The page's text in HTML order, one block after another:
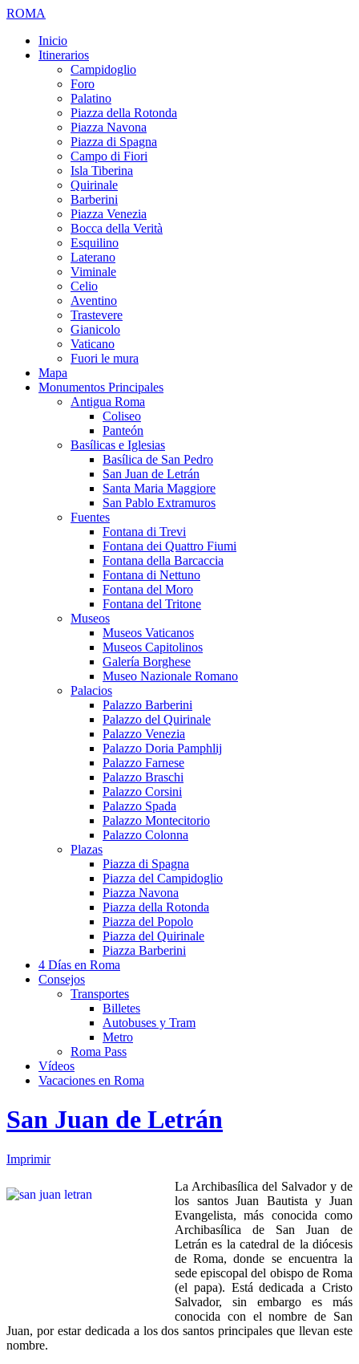
ROMA
Inicio
Itinerarios
Campidoglio
Foro
Palatino
Piazza della Rotonda
Piazza Navona
Piazza di Spagna
Campo di Fiori
Isla Tiberina
Quirinale
Barberini
Piazza Venezia
Bocca della Verità
Esquilino
Laterano
Viminale
Celio
Aventino
Trastevere
Gianicolo
Vaticano
Fuori le mura
Mapa
Monumentos Principales
Antigua Roma
Coliseo
Panteón
Basílicas e Iglesias
Basílica de San Pedro
San Juan de Letrán
Santa Maria Maggiore
San Pablo Extramuros
Fuentes
Fontana di Trevi
Fontana dei Quattro Fiumi
Fontana della Barcaccia
Fontana di Nettuno
Fontana del Moro
Fontana del Tritone
Museos
Museos Vaticanos
Museos Capitolinos
Galería Borghese
Museo Nazionale Romano
Palacios
Palazzo Barberini
Palazzo del Quirinale
Palazzo Venezia
Palazzo Doria Pamphlij
Palazzo Farnese
Palazzo Braschi
Palazzo Corsini
Palazzo Spada
Palazzo Montecitorio
Palazzo Colonna
Plazas
Piazza di Spagna
Piazza del Campidoglio
Piazza Navona
Piazza della Rotonda
Piazza del Popolo
Piazza del Quirinale
Piazza Barberini
4 Días en Roma
Consejos
Transportes
Billetes
Autobuses y Tram
Metro
Roma Pass
Vídeos
Vacaciones en Roma
San Juan de Letrán
Imprimir
La Archibasílica del Salvador y de
los santos Juan Bautista y Juan
Evangelista, más conocida como
Archibasílica de San Juan de
Letrán es la catedral de la diócesis
de Roma, donde se encuentra la
sede episcopal del obispo de Roma
(el papa). Está dedicada a Cristo
Salvador, sin embargo es más
conocida con el nombre de San
Juan, por estar dedicada a los dos santos principales que llevan este
nombre.